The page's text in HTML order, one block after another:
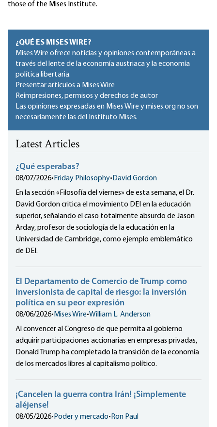
those of the Mises Institute.
¿QUÉ ES MISES WIRE?
Mises Wire ofrece noticias y opiniones contemporáneas a
través del lente de la economía austriaca y la economía
política libertaria.
Presentar artículos a Mises Wire
Reimpresiones, permisos y derechos de autor
Las opiniones expresadas en Mises Wire y mises.org no son
necesariamente las del Instituto Mises.
Latest Articles
¿Qué esperabas?
08/07/2026• Friday Philosophy• David Gordon
En la sección «Filosofía del viernes» de esta semana, el Dr.
David Gordon critica el movimiento DEI en la educación
superior, señalando el caso totalmente absurdo de Jason
Arday, profesor de sociología de la educación en la
Universidad de Cambridge, como ejemplo emblemático
de DEI.
El Departamento de Comercio de Trump como
inversionista de capital de riesgo: la inversión
política en su peor expresión
08/06/2026• Mises Wire•William L. Anderson
Al convencer al Congreso de que permita al gobierno
adquirir participaciones accionarias en empresas privadas,
Donald Trump ha completado la transición de la economía
de los mercados libres al capitalismo político.
¡Cancelen la guerra contra Irán! ¡Simplemente
aléjense!
08/05/2026• Poder y mercado• Ron Paul